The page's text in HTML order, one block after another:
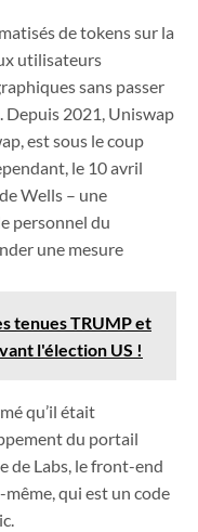
de tokens sur la
utilisateurs
sans passer
2021, Uniswap
est sous le coup
le 10 avril
Wells – une
personnel du
une mesure
tenues TRUMP et
l'élection US !
qu’il était
du portail
de Labs, le front-end
qui est un code